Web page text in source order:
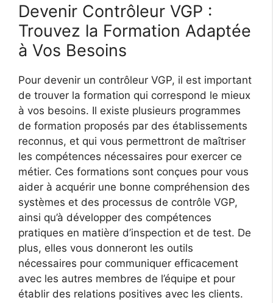
Devenir Contrôleur VGP :
Trouvez la Formation Adaptée
à Vos Besoins
Pour devenir un contrôleur VGP, il est important
de trouver la formation qui correspond le mieux
à vos besoins. Il existe plusieurs programmes
de formation proposés par des établissements
reconnus, et qui vous permettront de maîtriser
les compétences nécessaires pour exercer ce
métier. Ces formations sont conçues pour vous
aider à acquérir une bonne compréhension des
systèmes et des processus de contrôle VGP,
ainsi qu’à développer des compétences
pratiques en matière d’inspection et de test. De
plus, elles vous donneront les outils
nécessaires pour communiquer efficacement
avec les autres membres de l’équipe et pour
établir des relations positives avec les clients.